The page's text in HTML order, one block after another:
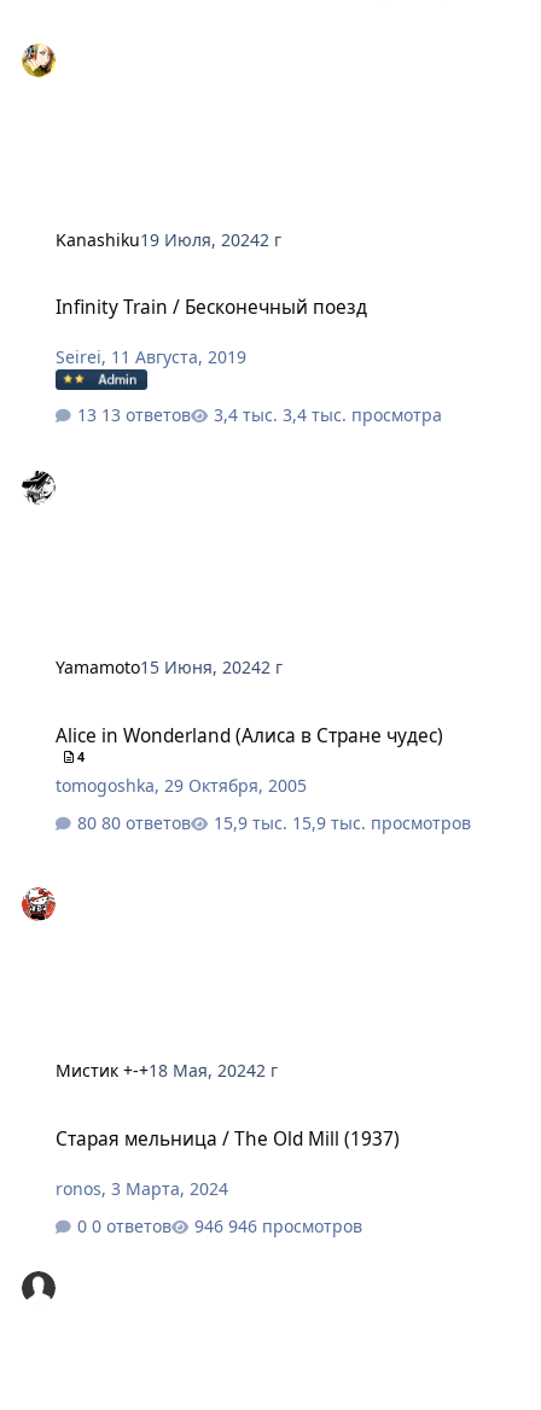
Kanashiku19 Июля, 20242 г
Infinity Train / Бесконечный поезд
Seirei, 11 Августа, 2019
13 ответов 3,4 тыс. просмотра
Yamamoto15 Июня, 20242 г
Alice in Wonderland (Алиса в Cтране чудес)
4
tomogoshka,29 Октября, 2005
80 ответов
15,9 тыс. просмотров
Мистик +-+18 Мая, 20242 г
Старая мельница / The Old Mill (1937)
ronos,3 Марта, 2024
0 ответов
946 просмотров